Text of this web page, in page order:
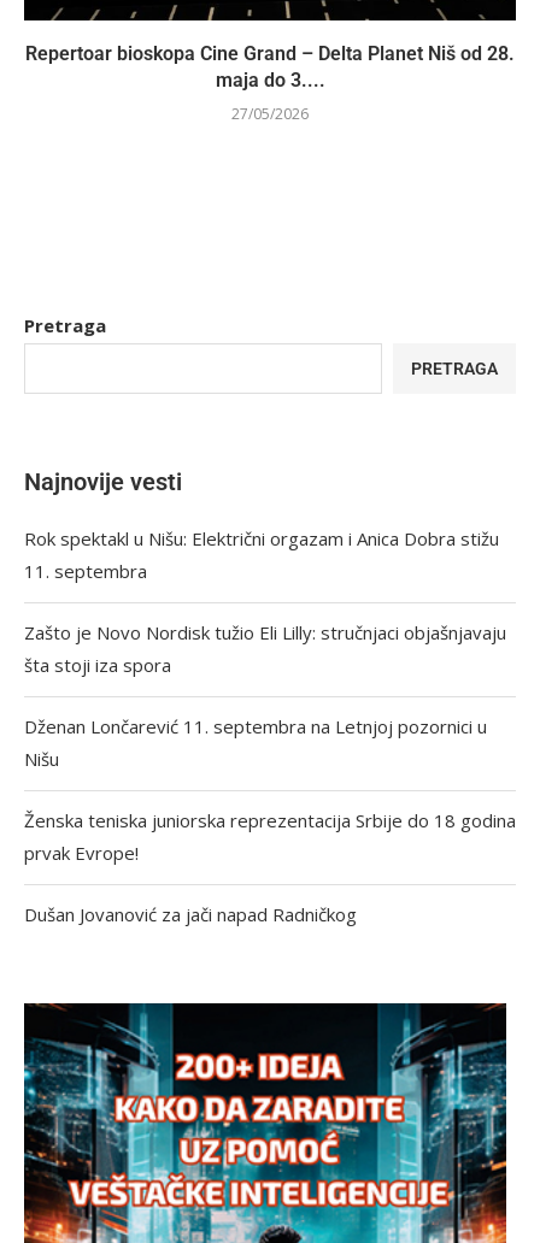
Repertoar bioskopa Cine Grand – Delta Planet Niš od 28.
maja do 3....
27/05/2026
Pretraga
PRETRAGA
Najnovije vesti
Rok spektakl u Nišu: Električni orgazam i Anica Dobra stižu
11. septembra
Zašto je Novo Nordisk tužio Eli Lilly: stručnjaci objašnjavaju
šta stoji iza spora
Dženan Lončarević 11. septembra na Letnjoj pozornici u
Nišu
Ženska teniska juniorska reprezentacija Srbije do 18 godina
prvak Evrope!
Dušan Jovanović za jači napad Radničkog